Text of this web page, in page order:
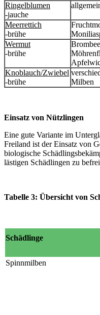
Ringelblumen
-jauche
Meerrettich
-brühe
Wermut
-brühe
Knoblauch/Zwiebel
-brühe
Milben
Einsatz von Nützlingen
Eine gute Variante im
Freiland ist der Einsatz von
biologische
lästigen Schädlingen zu
Tabelle 3: Übersicht von
Schädlinge
Spinnmilben